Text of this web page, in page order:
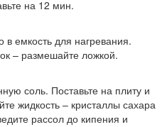
на 12 мин.
в емкость для нагревания.
– размешайте ложкой.
соль. Поставьте на плиту и
жидкость – кристаллы сахара
рассол до кипения и